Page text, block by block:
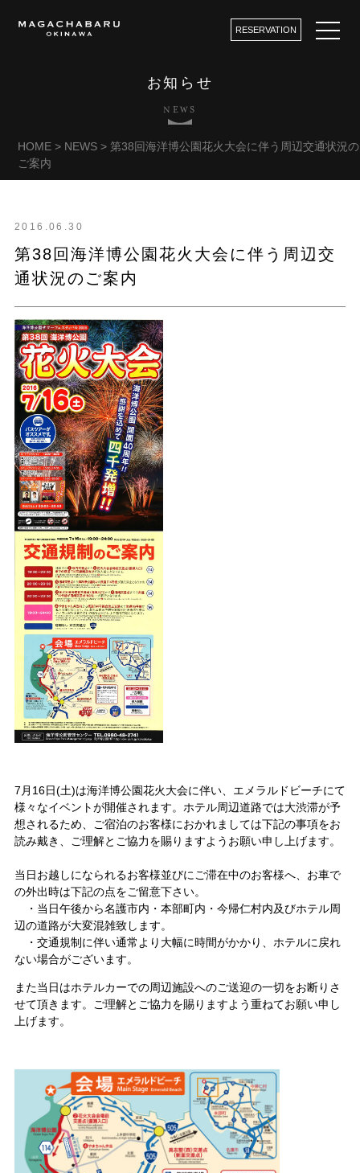
RESERVATION
お知らせ
NEWS
HOME > NEWS >第38回海洋博公園花火大会に伴う周辺交通状況の
ご案内
2016.06.30
第38回海洋博公園花火大会に伴う周辺交
通状況のご案内
7月16日(土)は海洋博公園花火大会に伴い、エメラルドビーチにて
様々なイベントが開催されます。ホテル周辺道路では大渋滞が予
想されるため、ご宿泊のお客様におかれましては下記の事項をお
読み戴き、ご理解とご協力を賜りますようお願い申し上げます。
当日お越しになられるお客様並びにご滞在中のお客様へ、お車で
の外出時は下記の点をご留意下さい。
・当日午後から名護市内・本部町内・今帰仁村内及びホテル周
辺の道路が大変混雑致します。
・交通規制に伴い通常より大幅に時間がかかり、ホテルに戻れ
ない場合がございます。
また当日はホテルカーでの周辺施設へのご送迎の一切をお断りさ
せて頂きます。ご理解とご協力を賜りますよう重ねてお願い申し
上げます。